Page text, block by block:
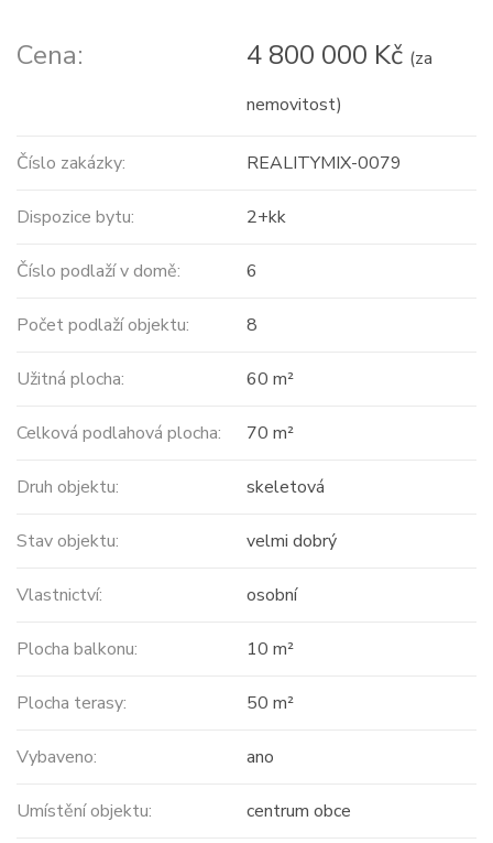
Cena: 4 800 000 Kč (za
nemovitost)
Číslo zakázky: REALITYMIX-0079
Dispozice bytu: 2+kk
Číslo podlaží v domě: 6
Počet podlaží objektu: 8
Užitná plocha: 60 m²
Celková podlahová plocha: 70 m²
Druh objektu: skeletová
Stav objektu: velmi dobrý
Vlastnictví: osobní
Plocha balkonu: 10 m²
Plocha terasy: 50 m²
Vybaveno: ano
Umístění objektu: centrum obce